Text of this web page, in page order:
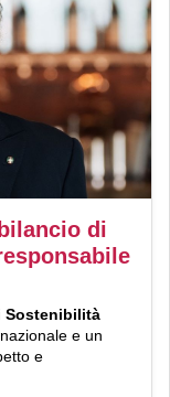
di
Sostenibilità
e un
e